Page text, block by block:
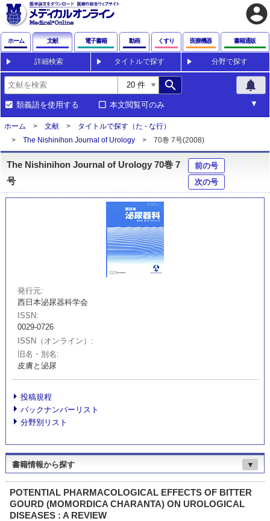
account_circle
ホーム 文献 電子書籍 動画 くすり 医療機器 書籍通販
詳細検索 タイトルで探す 分野で探す
search notifications
類義語を使用する 本文閲覧可のみ
ホーム 文献
タイトルで探す（た - な行）
The Nishinihon Journal of Urology
70巻 7号(2008)
The Nishinihon Journal of Urology 70巻 7
号
前の号
次の号
発行元
西日本泌尿器科学会
ISSN
0029-0726
ISSN（オンライン）
旧名・別名
皮膚と泌尿
投稿規程
バックナンバーリスト
分野別リスト
書籍情報から探す ▼
POTENTIAL PHARMACOLOGICAL EFFECTS OF BITTER
GOURD (MOMORDICA CHARANTA) ON UROLOGICAL
DISEASES : A REVIEW